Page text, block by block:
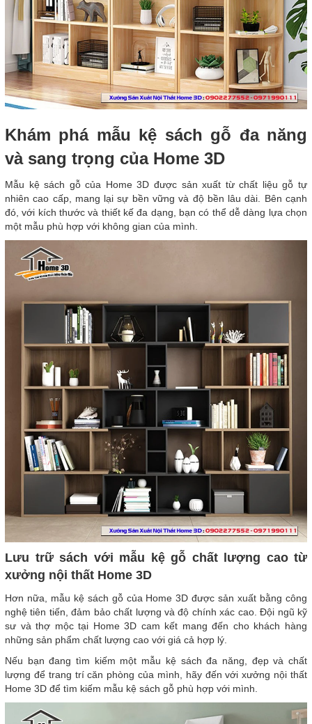
Khám phá mẫu kệ sách gỗ đa năng
và sang trọng của Home 3D
Mẫu kệ sách gỗ của Home 3D được sản xuất từ chất liệu gỗ tự
nhiên cao cấp, mang lại sự bền vững và độ bền lâu dài. Bên cạnh
đó, với kích thước và thiết kế đa dạng, bạn có thể dễ dàng lựa chọn
một mẫu phù hợp với không gian của mình.
Lưu trữ sách với mẫu kệ gỗ chất lượng cao từ
xưởng nội thất Home 3D
Hơn nữa, mẫu kệ sách gỗ của Home 3D được sản xuất bằng công
nghệ tiên tiến, đảm bảo chất lượng và độ chính xác cao. Đội ngũ kỹ
sư và thợ mộc tại Home 3D cam kết mang đến cho khách hàng
những sản phẩm chất lượng cao với giá cả hợp lý.
Nếu bạn đang tìm kiếm một mẫu kệ sách đa năng, đẹp và chất
lượng để trang trí căn phòng của mình, hãy đến với xưởng nội thất
Home 3D để tìm kiếm mẫu kệ sách gỗ phù hợp với mình.